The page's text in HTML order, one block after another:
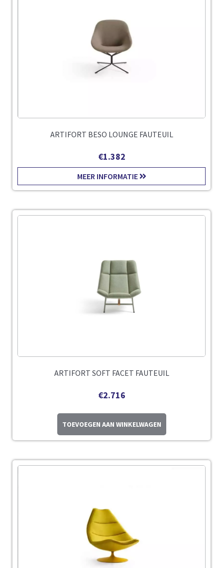
ARTIFORT BESO LOUNGE FAUTEUIL
€1.382
MEER INFORMATIE
ARTIFORT SOFT FACET FAUTEUIL
€2.716
TOEVOEGEN AAN WINKELWAGEN